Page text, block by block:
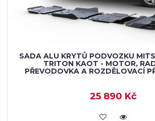
SADA ALU KRYTŮ PODVOZKU
TRITON KAOT - MOTOR,
PŘEVODOVKA A ROZDĚLOVACÍ
25 890 Kč
KOUPIT